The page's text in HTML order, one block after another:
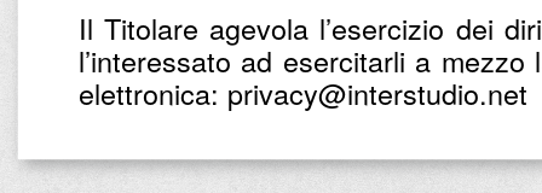
Il Titolare agevola l’esercizio dei
l’interessato ad esercitarli a
elettronica: privacy@interstudio.net